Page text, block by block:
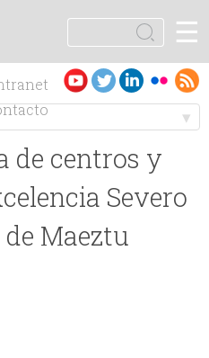
F
o
m
u
u
s
c
☰
de centros y
Severo
Maeztu